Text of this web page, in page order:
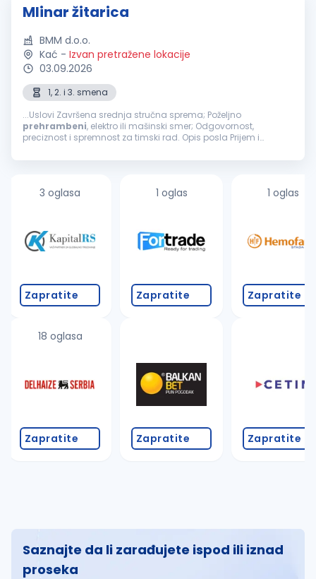
Mlinar žitarica
BMM d.o.o.
Kać - Izvan pretražene lokacije
03.09.2026
1, 2. i 3. smena
...Uslovi Završena srednja stručna sprema; Poželjno
prehrambeni, elektro ili mašinski smer; Odgovornost,
preciznost i spremnost za timski rad. Opis posla Prijem i
pšenice; Praćenje...
3 oglasa
Zapratite
18 oglasa
Zapratite
1 oglas
Zapratite
Zapratite
1 oglas
Zapratite
Zapratite
Saznajte da li zarađujete ispod ili iznad
proseka